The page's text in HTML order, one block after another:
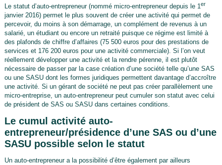
Le statut d’auto-entrepreneur (nommé micro-entrepreneur depuis le 1er
janvier 2016) permet le plus souvent de créer une activité qui permet de
percevoir, du moins à son démarrage, un complément de revenus à un
salarié, un étudiant ou encore un retraité puisque ce régime est limité à
des plafonds de chiffre d’affaires (75 500 euros pour des prestations de
services et 176 200 euros pour une activité commerciale). Si l’on veut
réellement développer une activité et la rendre pérenne, il est plutôt
nécessaire de passer par la case création d’une société telle qu’une SAS
ou une SASU dont les formes juridiques permettent davantage d’accroître
une activité. Si un gérant de société ne peut pas créer parallèlement une
micro-entreprise, un auto-entrepreneur peut cumuler son statut avec celui
de président de SAS ou SASU dans certaines conditions.
Le cumul activité auto-
entrepreneur/présidence d’une SAS ou d’une
SASU possible selon le statut
Un auto-entrepreneur a la possibilité d’être également par ailleurs